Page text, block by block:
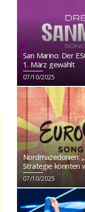
San Marino: Der
1. März gewählt
07/10/2025
Nordmazedonien:
Strategie könnten
zurückkehren“
07/10/2025